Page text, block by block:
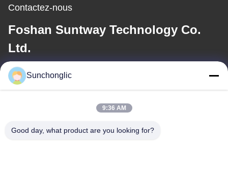
Contactez-nous
Foshan Suntway Technology Co.
Ltd.
E-mail
Notre adresse
Sunchonglic
9:36 AM
Good day, what product are you looking for?